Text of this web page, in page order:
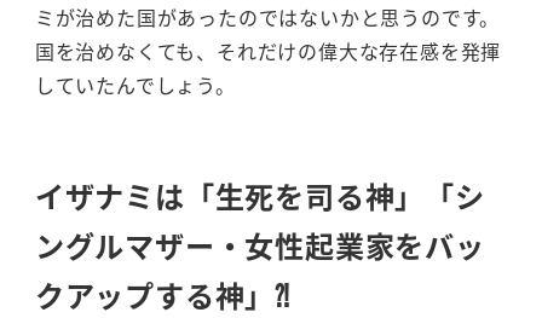
ミが治めた国があったのではないかと思うのです。
国を治めなくても、それだけの偉大な存在感を発揮
していたんでしょう。
イザナミは「生死を司る神」「シ
ングルマザー ・女性起業家をバッ
クアップする神」⁈